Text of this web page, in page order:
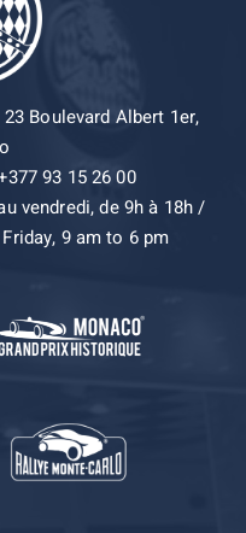
Boulevard Albert 1er,
93 15 26 00
vendredi, de 9h à 18h /
9 am to 6 pm